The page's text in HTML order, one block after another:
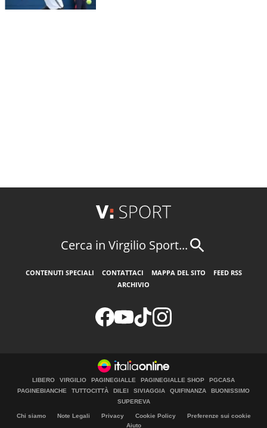
Cerca in Virgilio Sport...
CONTENUTI SPECIALI CONTATTACI MAPPA DEL SITO
FEED RSS
ARCHIVIO
LIBERO VIRGILIO PAGINEGIALLE PAGINEGIALLE SHOP
PGCASA
PAGINEBIANCHE
TUTTOCITTÀ DILEI SIVIAGGIA QUIFINANZA
BUONISSIMO
SUPEREVA
Chi siamo Note Legali Privacy Cookie Policy
Preferenze sui cookie
Aiuto